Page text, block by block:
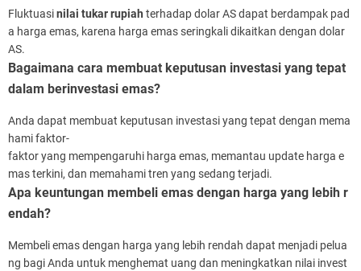
Fluktuasinilai tukar rupiah terhadap dolar AS dapat berdampak pad
a harga emas, karena harga emas seringkali dikaitkan dengan dolar
AS.
Bagaimana cara membuat keputusan investasi yang tepat
dalam berinvestasi emas?
Anda dapat membuat keputusan investasi yang tepat dengan mema
hami faktor-
faktor yang mempengaruhi harga emas, memantau update harga e
mas terkini, dan memahami tren yang sedang terjadi.
Apa keuntungan membeli emas dengan harga yang lebih r
endah?
Membeli emas dengan harga yang lebih rendah dapat menjadi pelua
ng bagi Anda untuk menghemat uang dan meningkatkan nilai invest